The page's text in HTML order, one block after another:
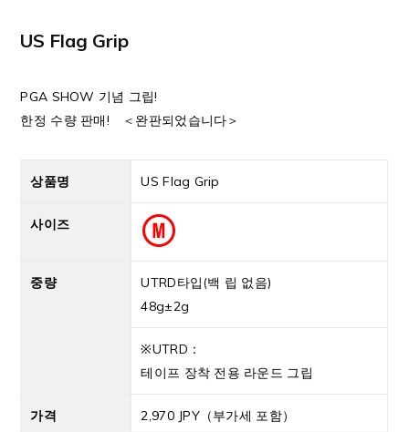
US Flag Grip
PGA SHOW 기념 그립!
한정 수량 판매! ＜완판되었습니다＞
상품명 US Flag Grip
사이즈
중량
UTRD타입(백 립 없음)
48g±2g
※UTRD：
테이프 장착 전용 라운드 그립
가격 2,970 JPY（부가세 포함）